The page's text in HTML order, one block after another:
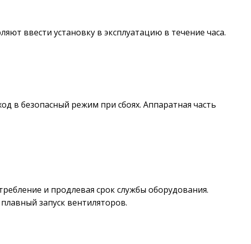
ввести установку в эксплуатацию в течение часа.
в безопасный режим при сбоях. Аппаратная часть
и продлевая срок службы оборудования.
запуск вентиляторов.